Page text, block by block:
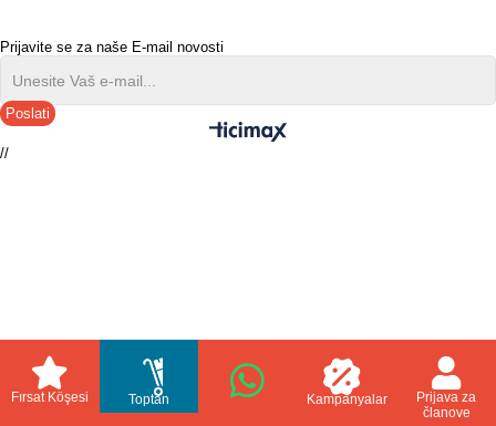
Prijavite se za naše E-mail novosti
Poslati
//
Fırsat Köşesi Toptan Kampanyalar
Prijava za
članove